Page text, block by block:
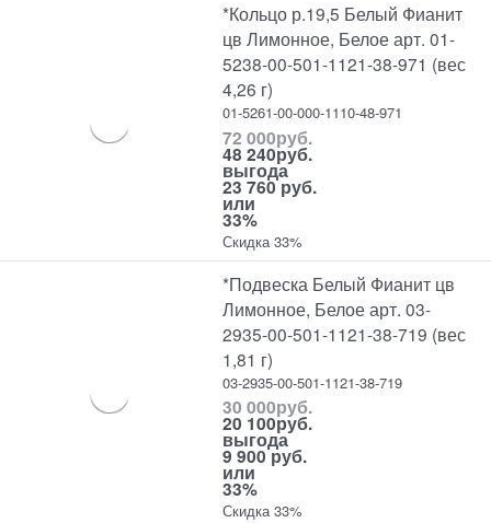
*Кольцо р.19,5 Белый Фианит
цв Лимонное, Белое арт. 01-
5238-00-501-1121-38-971 (вес
4,26 г)
01-5261-00-000-1110-48-971
72 000руб.
48 240руб.
выгода
23 760 руб.
или
33%
Скидка 33%
*Подвеска Белый Фианит цв
Лимонное, Белое арт. 03-
2935-00-501-1121-38-719 (вес
1,81 г)
03-2935-00-501-1121-38-719
30 000руб.
20 100руб.
выгода
9 900 руб.
или
33%
Скидка 33%